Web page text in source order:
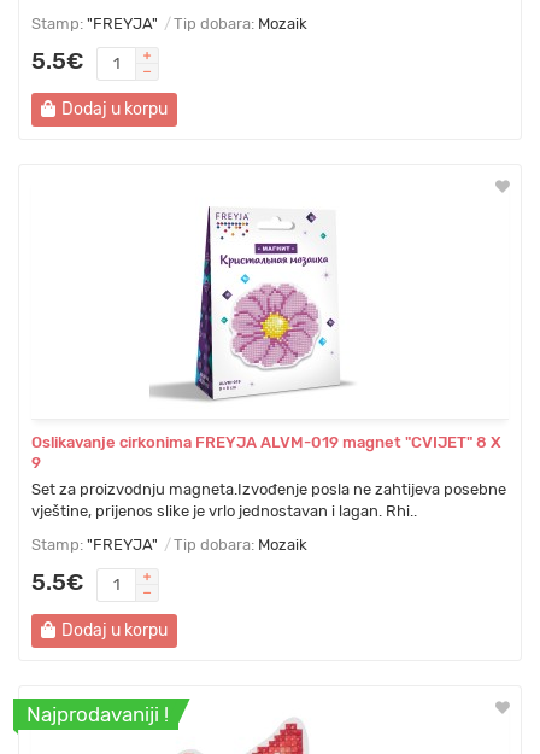
Stamp: "FREYJA" Tip dobara: Mozaik
5.5€
Dodaj u korpu
Oslikavanje cirkonima FREYJA ALVM-019 magnet "CVIJET" 8 Х
9
Set za proizvodnju magneta.Izvođenje posla ne zahtijeva posebne
vještine, prijenos slike je vrlo jednostavan i lagan. Rhi..
Stamp: "FREYJA" Tip dobara: Mozaik
5.5€
Dodaj u korpu
Najprodavaniji !